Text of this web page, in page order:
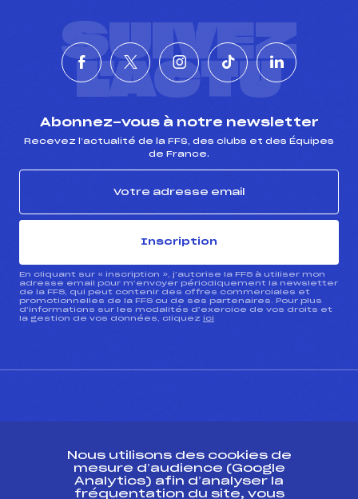
SUIVEZ
L'ACTU
Abonnez-vous à notre newsletter
Recevez l’actualité de la FFS, des clubs et des Équipes
de France.
Inscription
En cliquant sur « inscription », j’autorise la FFS à utiliser mon
adresse email pour m’envoyer périodiquement la newsletter
de la FFS, qui peut contenir des offres commerciales et
promotionnelles de la FFS ou de ses partenaires. Pour plus
d’informations sur les modalités d’exercice de vos droits et
la gestion de vos données, cliquez ici
Nous utilisons des cookies de
mesure d’audience (Google
Analytics) afin d’analyser la
fréquentation du site, vous